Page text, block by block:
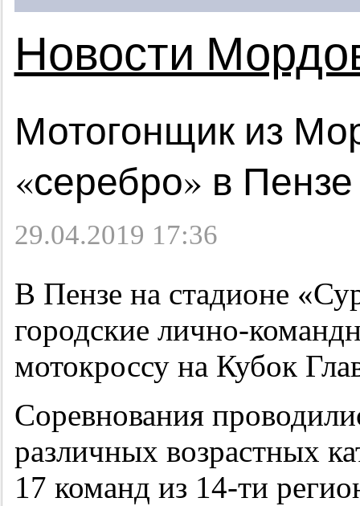
Новости
Мотогонщик из
«серебро» в Пензе
29.04.2019 17:36
В Пензе на стадионе
городские лично-
мотокроссу на Кубок
Соревнования
различных возрастных
17 команд из 14-ти